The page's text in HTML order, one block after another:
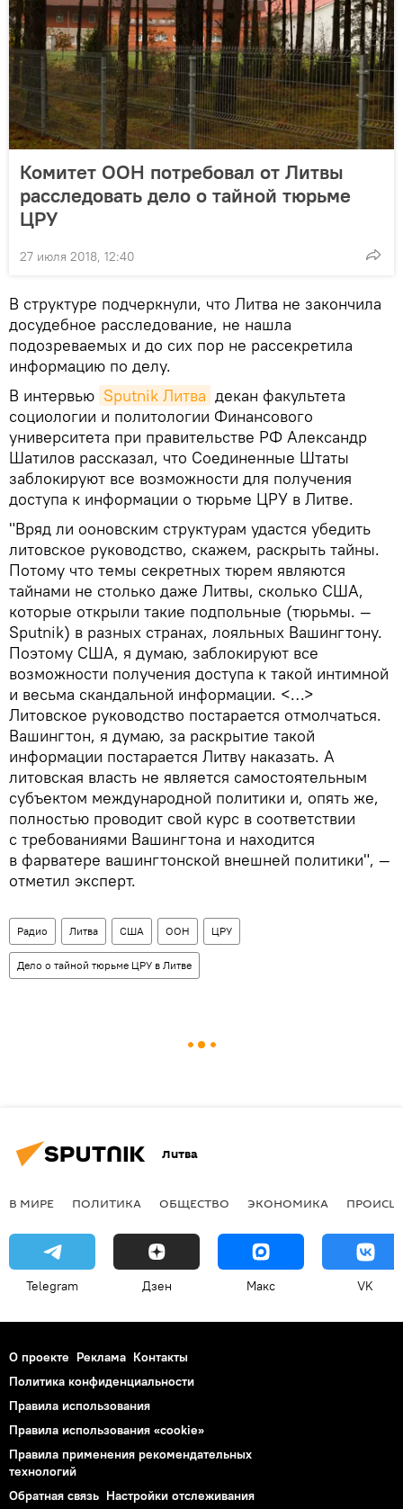
Комитет ООН потребовал от Литвы
расследовать дело о тайной тюрьме
ЦРУ
27 июля 2018, 12:40
В структуре подчеркнули, что Литва не закончила
досудебное расследование, не нашла
подозреваемых и до сих пор не рассекретила
информацию по делу.
В интервью Sputnik Литва декан факультета
социологии и политологии Финансового
университета при правительстве РФ Александр
Шатилов рассказал, что Соединенные Штаты
заблокируют все возможности для получения
доступа к информации о тюрьме ЦРУ в Литве.
"Вряд ли ооновским структурам удастся убедить
литовское руководство, скажем, раскрыть тайны.
Потому что темы секретных тюрем являются
тайнами не столько даже Литвы, сколько США,
которые открыли такие подпольные (тюрьмы. —
Sputnik) в разных странах, лояльных Вашингтону.
Поэтому США, я думаю, заблокируют все
возможности получения доступа к такой интимной
и весьма скандальной информации. <…>
Литовское руководство постарается отмолчаться.
Вашингтон, я думаю, за раскрытие такой
информации постарается Литву наказать. А
литовская власть не является самостоятельным
субъектом международной политики и, опять же,
полностью проводит свой курс в соответствии
с требованиями Вашингтона и находится
в фарватере вашингтонской внешней политики", —
отметил эксперт.
Радио Литва США ООН ЦРУ
Дело о тайной тюрьме ЦРУ в Литве
Литва
В МИРЕ ПОЛИТИКА ОБЩЕСТВО ЭКОНОМИКА
Telegram Дзен Макс VK
О проекте Реклама Контакты
Политика конфиденциальности
Правила использования
Правила использования «cookie»
Правила применения рекомендательных
технологий
Обратная связь Настройки отслеживания